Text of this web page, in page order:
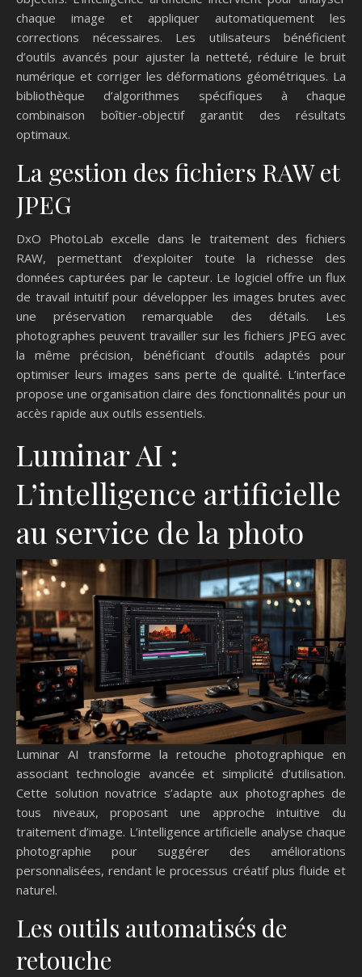
chaque image et appliquer automatiquement les
corrections nécessaires. Les utilisateurs bénéficient
d’outils avancés pour ajuster la netteté, réduire le bruit
numérique et corriger les déformations géométriques. La
bibliothèque d’algorithmes spécifiques à chaque
combinaison boîtier-objectif garantit des résultats
optimaux.
La gestion des fichiers RAW et
JPEG
DxO PhotoLab excelle dans le traitement des fichiers
RAW, permettant d’exploiter toute la richesse des
données capturées par le capteur. Le logiciel offre un flux
de travail intuitif pour développer les images brutes avec
une préservation remarquable des détails. Les
photographes peuvent travailler sur les fichiers JPEG avec
la même précision, bénéficiant d’outils adaptés pour
optimiser leurs images sans perte de qualité. L’interface
propose une organisation claire des fonctionnalités pour un
accès rapide aux outils essentiels.
Luminar AI :
L’intelligence artificielle
au service de la photo
Luminar AI transforme la retouche photographique en
associant technologie avancée et simplicité d’utilisation.
Cette solution novatrice s’adapte aux photographes de
tous niveaux, proposant une approche intuitive du
traitement d’image. L’intelligence artificielle analyse chaque
photographie pour suggérer des améliorations
personnalisées, rendant le processus créatif plus fluide et
naturel.
Les outils automatisés de
retouche